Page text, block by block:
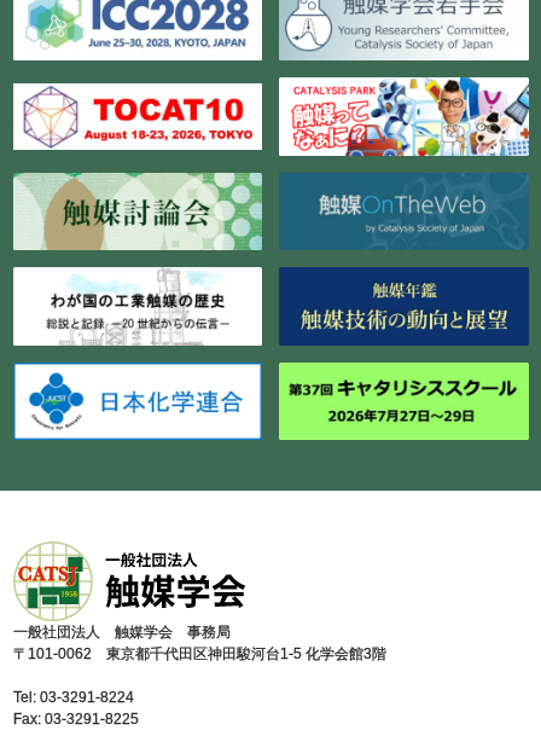
⼀般社団法⼈ 触媒学会 事務局
〒101-0062 東京都千代⽥区神⽥駿河台1-5 化学会館3階
Tel: 03-3291-8224
Fax: 03-3291-8225